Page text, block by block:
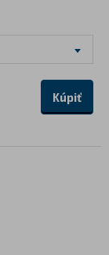
Kúpiť